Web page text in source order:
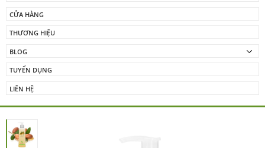
CỬA HÀNG
THƯƠNG HIỆU
BLOG
TUYỂN DỤNG
LIÊN HỆ